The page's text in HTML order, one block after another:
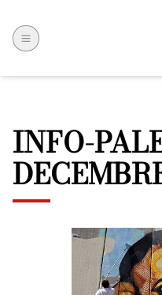
INFO-